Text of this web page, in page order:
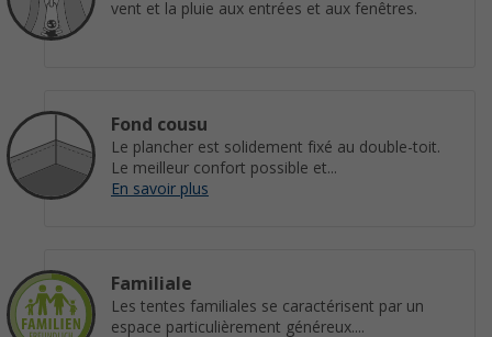
vent et la pluie aux entrées et aux fenêtres.
Fond cousu
Le plancher est solidement fixé au double-toit.
Le meilleur confort possible et...
En savoir plus
Familiale
Les tentes familiales se caractérisent par un
espace particulièrement généreux....